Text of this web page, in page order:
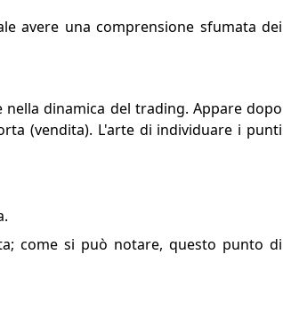
avere una comprensione sfumata dei
dinamica del trading. Appare dopo
(vendita). L'arte di individuare i punti
come si può notare, questo punto di